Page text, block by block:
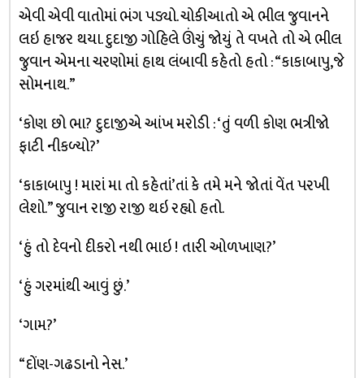
એવી એવી વાતોમાં ભંગ પડ્યો. ચોકીઆતો એ ભીલ જુવાનને
લઇ હાજર થયા. દુદાજી ગોહિલે ઊંચું જોયું તે વખતે તો એ ભીલ
જુવાન એમના ચરણોમાં હાથ લંબાવી કહેતો હતો : “કાકાબાપુ,જે
સોમનાથ.”
‘કોણ છો ભા? દુદાજીએ આંખ મરોડી : ‘તું વળી કોણ ભત્રીજો
ફાટી નીકળ્યો?’
‘કાકાબાપુ ! મારાં મા તો કહેતાં’તાં કે તમે મને જોતાં વેંત પરખી
લેશો.” જુવાન રાજી રાજી થઇ રહ્યો હતો.
‘હું તો દેવનો દીકરો નથી ભાઇ ! તારી ઓળખાણ?’
‘હું ગરમાંથી આવું છું.’
‘ગામ?’
“દોંણ-ગઢડાનો નેસ.’